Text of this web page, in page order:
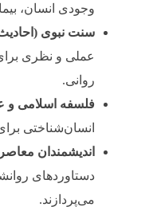
وجودی انسان،
سنت نبوی
عملی و نظری
روانی.
فلسفه اسلامی و
انسان‌شناختی
اندیشمندان
دستاوردهای
می‌پردازند.